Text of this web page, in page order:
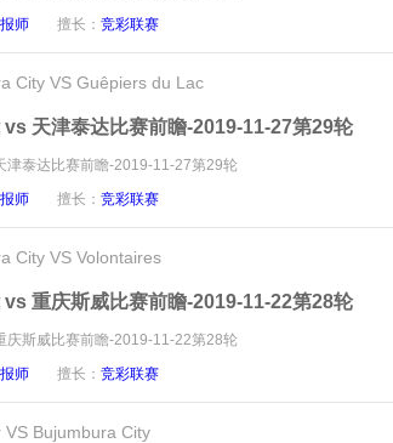
师 擅长： 竞彩联赛
City VS Guêpiers du Lac
vs 天津泰达比赛前瞻-2019-11-27第29轮
津泰达比赛前瞻-2019-11-27第29轮
师 擅长： 竞彩联赛
City VS Volontaires
vs 重庆斯威比赛前瞻-2019-11-22第28轮
庆斯威比赛前瞻-2019-11-22第28轮
师 擅长： 竞彩联赛
Bujumbura City